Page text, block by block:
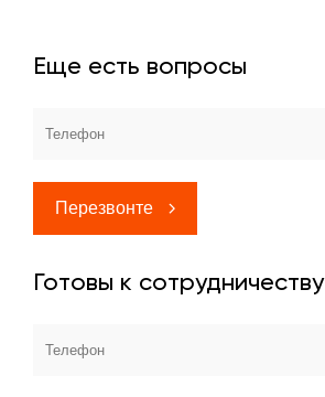
Еще есть вопросы
Перезвонте
Готовы к сотрудничеству